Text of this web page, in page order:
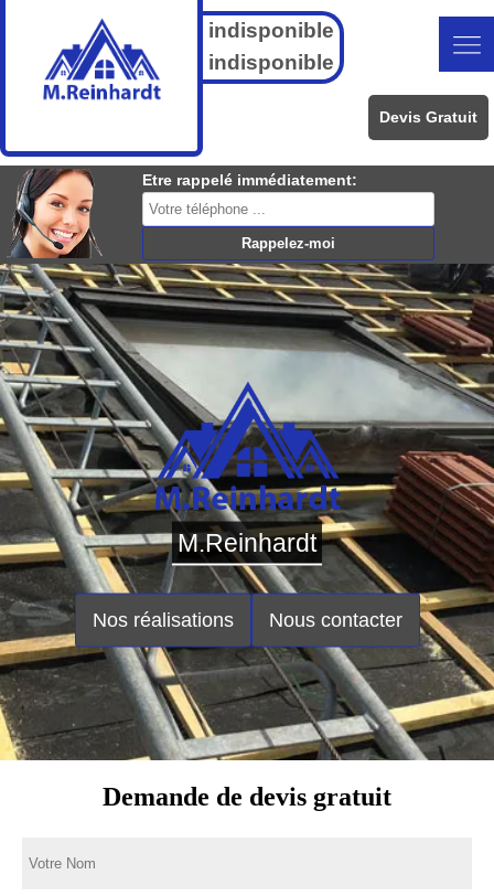
indisponible
indisponible
Devis Gratuit
Etre rappelé immédiatement:
M.Reinhardt
Nos réalisations Nous contacter
Demande de devis gratuit